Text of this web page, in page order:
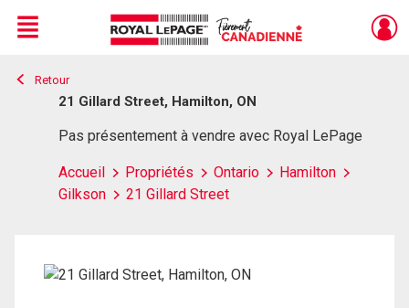
Live
En Direct
Menu
Retour
21 Gillard Street, Hamilton, ON
Pas présentement à vendre avec Royal LePage
Accueil Propriétés Ontario
Hamilton
Gilkson
21 Gillard Street